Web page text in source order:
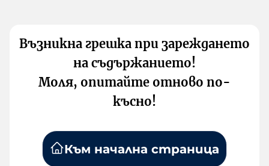
Възникна грешка при зареждането
на съдържанието!
Моля, опитайте отново по-
късно!
Към начална страница